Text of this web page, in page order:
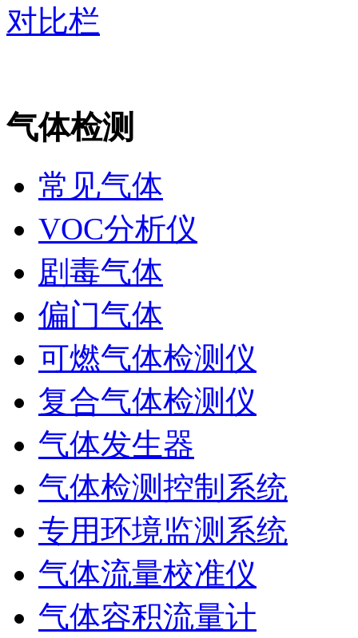
对比栏
气体检测
常见气体
VOC分析仪
剧毒气体
偏门气体
可燃气体检测仪
复合气体检测仪
气体发生器
气体检测控制系统
专用环境监测系统
气体流量校准仪
气体容积流量计